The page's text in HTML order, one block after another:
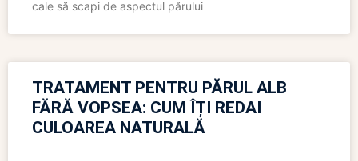
cale să scapi de aspectul părului
TRATAMENT PENTRU PĂRUL ALB
FĂRĂ VOPSEA: CUM ÎȚI REDAI
CULOAREA NATURALĂ